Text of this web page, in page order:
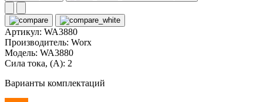
Артикул: WA3880
Производитель: Worx
Модель: WA3880
Сила тока, (А): 2
Варианты комплектаций